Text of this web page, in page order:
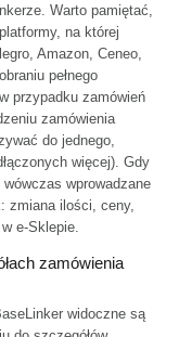
Warto pamiętać,
na której
Amazon, Ceneo,
pełnego
przypadku zamówień
zamówienia
do jednego,
więcej). Gdy
wprowadzane
zmiana ilości, ceny,
e-Sklepie.
zamówienia
widoczne są